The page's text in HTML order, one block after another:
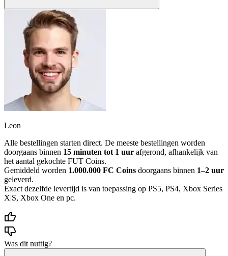
Leon
Alle bestellingen starten direct. De meeste bestellingen worden
doorgaans binnen 15 minuten tot 1 uur afgerond, afhankelijk van
het aantal gekochte FUT Coins.
Gemiddeld worden 1.000.000 FC Coins doorgaans binnen 1–2 uur
geleverd.
Exact dezelfde levertijd is van toepassing op PS5, PS4, Xbox Series
X|S, Xbox One en pc.
Was dit nuttig?